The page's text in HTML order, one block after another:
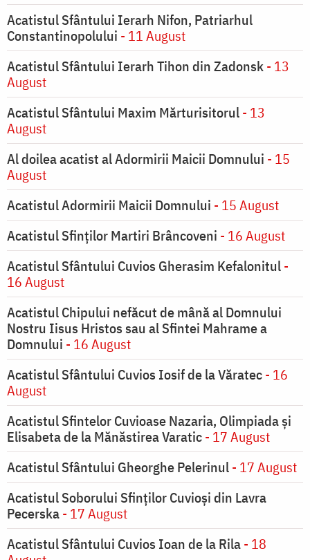
Acatistul Sfântului Ierarh Nifon, Patriarhul
Constantinopolului - 11 August
Acatistul Sfântului Ierarh Tihon din Zadonsk- 13
August
Acatistul Sfântului Maxim Mărturisitorul- 13
August
Al doilea acatist al Adormirii Maicii Domnului - 15
August
Acatistul Adormirii Maicii Domnului - 15 August
Acatistul Sfinților Martiri Brâncoveni - 16 August
Acatistul Sfântului Cuvios Gherasim Kefalonitul-
16 August
Acatistul Chipului nefăcut de mână al Domnului
Nostru Iisus Hristos sau al Sfintei Mahrame a
Domnului - 16 August
Acatistul Sfântului Cuvios Iosif de la Văratec- 16
August
Acatistul Sfintelor Cuvioase Nazaria, Olimpiada și
Elisabeta de la Mănăstirea Varatic- 17 August
Acatistul Sfântului Gheorghe Pelerinul- 17 August
Acatistul Soborului Sfinților Cuvioși din Lavra
Pecerska- 17 August
Acatistul Sfântului Cuvios Ioan de la Rila- 18